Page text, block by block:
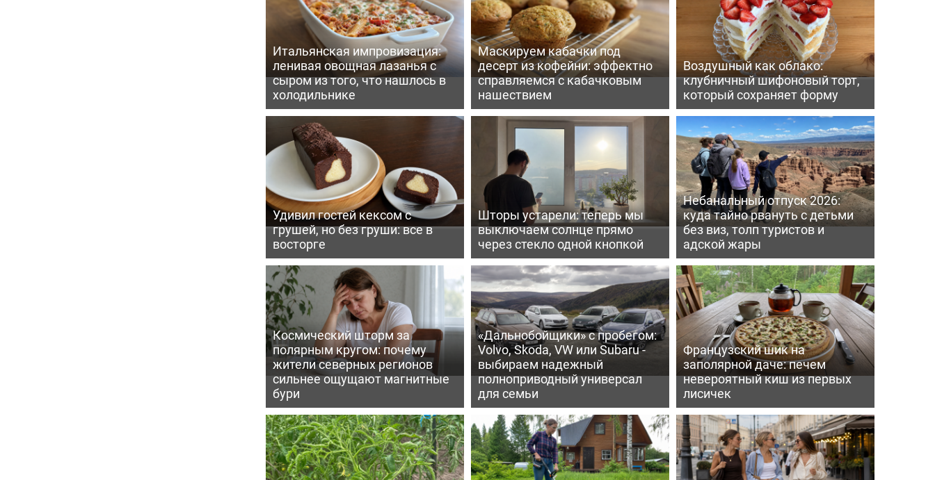
Итальянская импровизация:
ленивая овощная лазанья с
сыром из того, что нашлось в
холодильнике
Маскируем кабачки под
десерт из кофейни: эффектно
справляемся с кабачковым
нашествием
Воздушный как облако:
клубничный шифоновый торт,
который сохраняет форму
Удивил гостей кексом с
грушей, но без груши: все в
восторге
Шторы устарели: теперь мы
выключаем солнце прямо
через стекло одной кнопкой
Небанальный отпуск 2026:
куда тайно рвануть с детьми
без виз, толп туристов и
адской жары
Космический шторм за
полярным кругом: почему
жители северных регионов
сильнее ощущают магнитные
бури
«Дальнобойщики» с пробегом:
Volvo, Skoda, VW или Subaru -
выбираем надежный
полноприводный универсал
для семьи
Французский шик на
заполярной даче: печем
невероятный киш из первых
лисичек